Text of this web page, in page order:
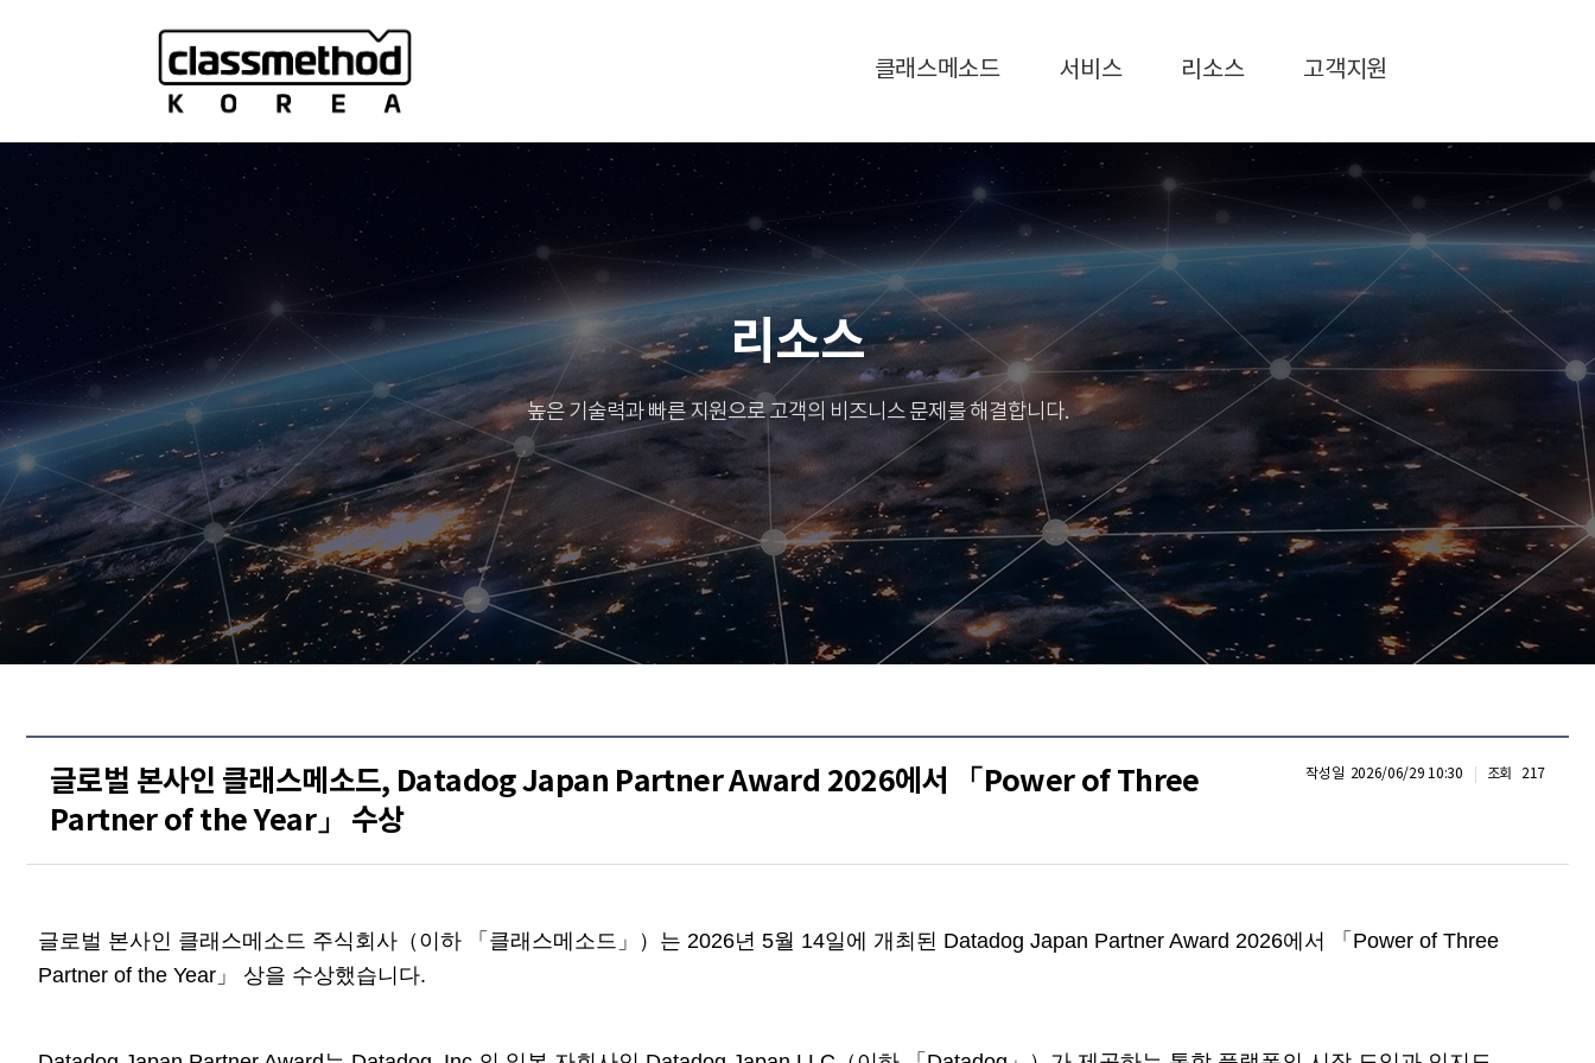
클래스메소드 서비스 리소스 고객지원
리소스
높은 기술력과 빠른 지원으로 고객의 비즈니스 문제를 해결합니다.
글로벌 본사인 클래스메소드, Datadog Japan Partner Award 2026에서 「Power of Three
Partner of the Year」 수상
작성일 2026/06/29 10:30 조회 217
글로벌 본사인 클래스메소드 주식회사（이하 「클래스메소드」）는 2026년 5월 14일에 개최된 Datadog Japan Partner Award 2026에서 「Power of Three
Partner of the Year」 상을 수상했습니다.